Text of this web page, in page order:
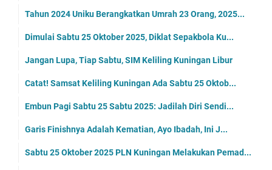
Tahun 2024 Uniku Berangkatkan Umrah 23 Orang, 2025...
Dimulai Sabtu 25 Oktober 2025, Diklat Sepakbola Ku...
Jangan Lupa, Tiap Sabtu, SIM Keliling Kuningan Libur
Catat! Samsat Keliling Kuningan Ada Sabtu 25 Oktob...
Embun Pagi Sabtu 25 Sabtu 2025: Jadilah Diri Sendi...
Garis Finishnya Adalah Kematian, Ayo Ibadah, Ini J...
Sabtu 25 Oktober 2025 PLN Kuningan Melakukan Pemad...